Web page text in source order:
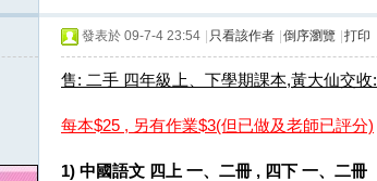
發表於 09-7-4 23:54 只看該作者 倒序瀏覽 打印
售: 二手 四年級上、下學期課本,黃大仙交收:
每本$25 , 另有作業$3(但已做及老師已評分)
1) 中國語文 四上 一、二冊 , 四下 一、二冊